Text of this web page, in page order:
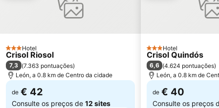
3 Estrelas
Hotel
Crisol Riosol
7,3 (7.363 pontuações)
León, a 0.8 km de Centro da cidade
de € 42
Consulte os preços de 12 sites
3 Estrelas
Hotel
Crisol Quindós
6,6 (4.624 pontuações)
León, a 0.8 km de
de € 40
Consulte os preços